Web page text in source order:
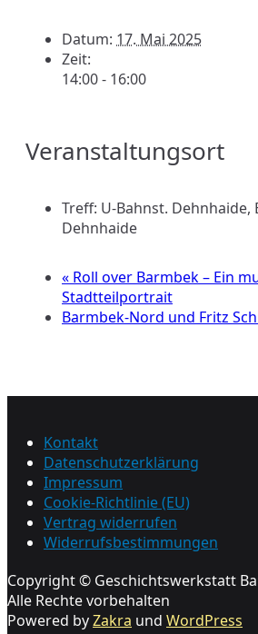
Datum: 17. Mai 2025
Zeit:
14:00 - 16:00
Veranstaltungsort
Treff: U-Bahnst. Dehnhaide,
Dehnhaide
« Roll over Barmbek – Ein
Stadtteilportrait
Barmbek-Nord und Fritz
Kontakt
Datenschutzerklärung
Impressum
Cookie-Richtlinie (EU)
Vertrag widerrufen
Widerrufsbestimmungen
Copyright © Geschichtswerkstatt
Alle Rechte vorbehalten
Powered byZakra und WordPress